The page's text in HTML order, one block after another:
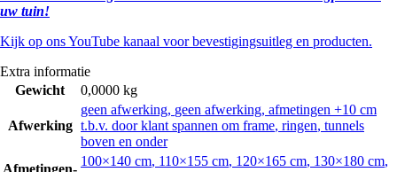
uw tuin!
Kijk op ons YouTube kanaal voor bevestigingsuitleg en producten.
Extra informatie
Gewicht
0,0000 kg
Afwerking
geen afwerking, geen afwerking, afmetingen +10 cm
t.b.v. door klant spannen om frame, ringen, tunnels
boven en onder
100×140 cm, 110×155 cm, 120×165 cm, 130×180 cm,